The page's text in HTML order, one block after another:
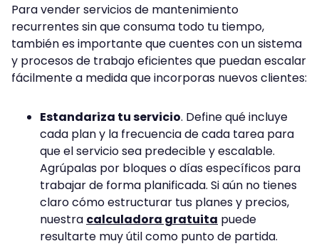
Para vender servicios de mantenimiento
recurrentes sin que consuma todo tu tiempo,
también es importante que cuentes con un sistema
y procesos de trabajo eficientes que puedan escalar
fácilmente a medida que incorporas nuevos clientes:
Estandariza tu servicio. Define qué incluye
cada plan y la frecuencia de cada tarea para
que el servicio sea predecible y escalable.
Agrúpalas por bloques o días específicos para
trabajar de forma planificada. Si aún no tienes
claro cómo estructurar tus planes y precios,
nuestra calculadora gratuita puede
resultarte muy útil como punto de partida.